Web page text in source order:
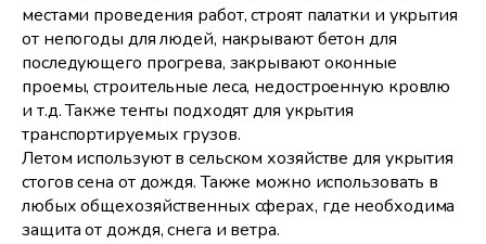
местами проведения работ, строят палатки и укрытия
от непогоды для людей, накрывают бетон для
последующего прогрева, закрывают оконные
проемы, строительные леса, недостроенную кровлю
и т.д. Также тенты подходят для укрытия
транспортируемых грузов.
Летом используют в сельском хозяйстве для укрытия
стогов сена от дождя. Также можно использовать в
любых общехозяйственных сферах, где необходима
защита от дождя, снега и ветра.